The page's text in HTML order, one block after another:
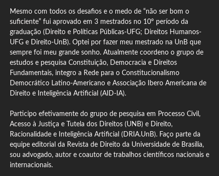
Mesmo com todos os desafios e o medo de “não ser bom o
suficiente” fui aprovado em 3 mestrados no 10º período da
graduação (Direito e Políticas Públicas-UFG; Direitos Humanos-
UFG e Direito-UnB). Optei por fazer meu mestrado na UnB que
sempre foi meu grande sonho. Atualmente coordeno o grupo de
estudos e pesquisa Constituição, Democracia e Direitos
Fundamentais, integro a Rede para o Constitucionalismo
Democrático Latino-Americano e Associação Ibero Americana de
Direito e Inteligência Artificial (AID-IA).
Participo efetivamente do grupo de pesquisa em Processo Civil,
Acesso à Justiça e Tutela dos Direitos (UNB) e Direito,
Racionalidade e Inteligência Artificial (DRIA.UnB). Faço parte da
equipe editorial da Revista de Direito da Universidade de Brasília,
sou advogado, autor e coautor de trabalhos científicos nacionais e
internacionais.